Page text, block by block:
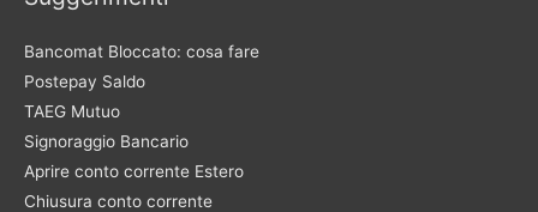
Bancomat Bloccato: cosa fare
Postepay Saldo
TAEG Mutuo
Signoraggio Bancario
Aprire conto corrente Estero
Chiusura conto corrente